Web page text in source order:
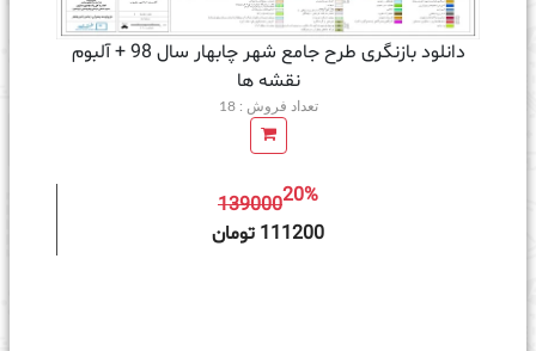
دانلود بازنگری طرح جامع شهر چابهار سال 98 + آلبوم
نقشه ها
تعداد فروش : 18
13900020%
111200 تومان